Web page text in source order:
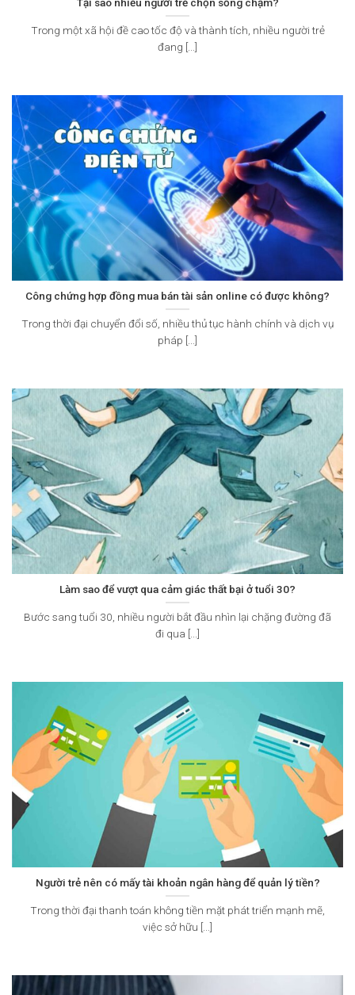
Trong một xã hội đề cao tốc độ và thành tích, nhiều người trẻ
đang [...]
Công chứng hợp đồng mua bán tài sản online có được không?
Trong thời đại chuyển đổi số, nhiều thủ tục hành chính và dịch vụ
pháp [...]
Làm sao để vượt qua cảm giác thất bại ở tuổi 30?
Bước sang tuổi 30, nhiều người bắt đầu nhìn lại chặng đường đã
đi qua [...]
Người trẻ nên có mấy tài khoản ngân hàng để quản lý tiền?
Trong thời đại thanh toán không tiền mặt phát triển mạnh mẽ,
việc sở hữu [...]